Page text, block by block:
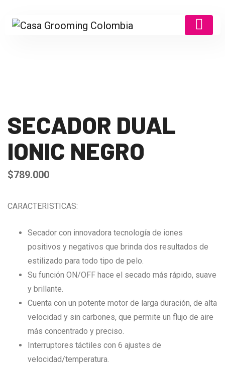
SECADOR DUAL
IONIC NEGRO
$789.000
CARACTERISTICAS:
Secador con innovadora tecnología de iones
positivos y negativos que brinda dos resultados de
estilizado para todo tipo de pelo.
Su función ON/OFF hace el secado más rápido, suave
y brillante.
Cuenta con un potente motor de larga duración, de alta
velocidad y sin carbones, que permite un flujo de aire
más concentrado y preciso.
Interruptores táctiles con 6 ajustes de
velocidad/temperatura.